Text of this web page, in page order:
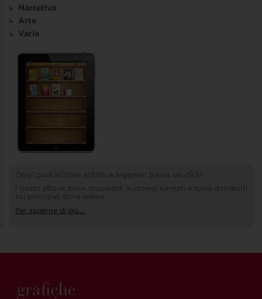
Narrativa
Arte
Varia
Oggi puoi iniziare subito a leggere: basta un click!
I nostri eBook sono disponibili in diversi formati e sono distribuiti
sui principali store online
Per saperne di più...